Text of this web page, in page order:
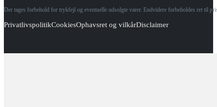
Der tages forbehold for trykfejl og eventuelle udsolgte varer. Endvidere forbeholdes ret til
PrivatlivspolitikCookiesOphavsret og vilkårDisclaimer